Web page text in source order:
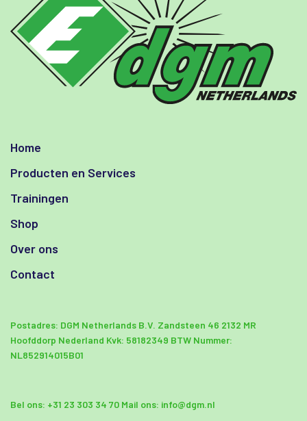
Home
Producten en Services
Trainingen
Shop
Over ons
Contact
Postadres: DGM Netherlands B.V. Zandsteen 46 2132 MR
Hoofddorp Nederland Kvk: 58182349 BTW Nummer:
NL852914015B01
Bel ons: +31 23 303 34 70 Mail ons: info@dgm.nl